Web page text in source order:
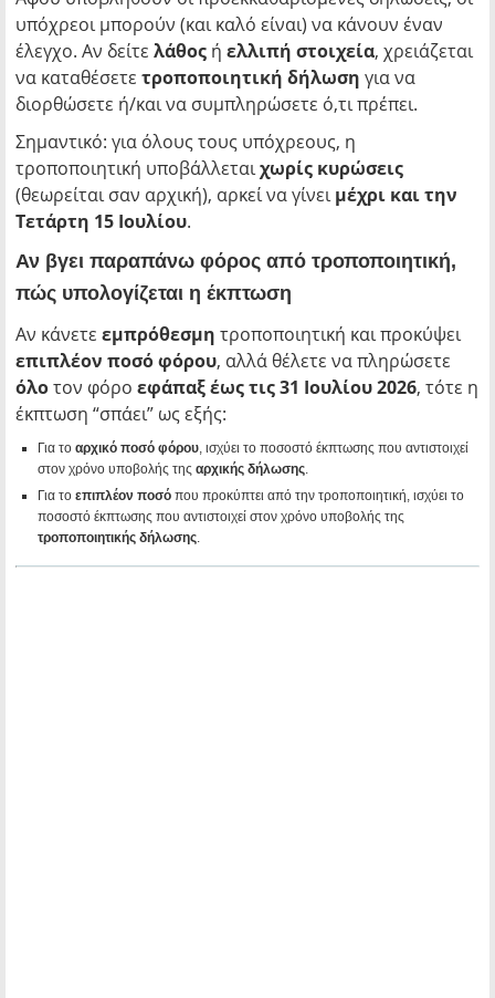
υπόχρεοι μπορούν (και καλό είναι) να κάνουν έναν
έλεγχο. Αν δείτε λάθος ή ελλιπή στοιχεία, χρειάζεται
να καταθέσετε τροποποιητική δήλωση για να
διορθώσετε ή/και να συμπληρώσετε ό,τι πρέπει.
Σημαντικό: για όλους τους υπόχρεους, η
τροποποιητική υποβάλλεταιχωρίς κυρώσεις
(θεωρείται σαν αρχική), αρκεί να γίνειμέχρι και την
Τετάρτη 15 Ιουλίου.
Αν βγει παραπάνω φόρος από τροποποιητική,
πώς υπολογίζεται η έκπτωση
Αν κάνετε εμπρόθεσμη τροποποιητική και προκύψει
επιπλέον ποσό φόρου, αλλά θέλετε να πληρώσετε
όλοτον φόρο εφάπαξ έως τις 31 Ιουλίου 2026, τότε η
έκπτωση “σπάει” ως εξής:
Για το αρχικό ποσό φόρου , ισχύει το ποσοστό έκπτωσης που αντιστοιχεί
στον χρόνο υποβολής της αρχικής δήλωσης
Για το επιπλέον ποσό που προκύπτει από την τροποποιητική, ισχύει το
ποσοστό έκπτωσης που αντιστοιχεί στον χρόνο υποβολής της
τροποποιητικής δήλωσης